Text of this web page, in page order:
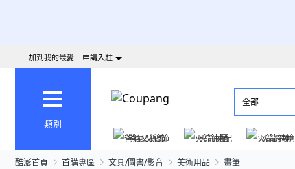
加到我的最愛 申請入駐
類別
全部
爸氣父親節 火箭速配 火箭跨境
酷澎首頁 首購專區 文具/圖書/影音 美術用品 畫筆